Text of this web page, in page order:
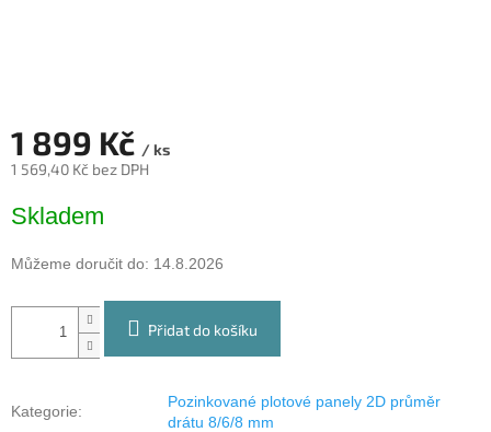
1 899 Kč / ks
1 569,40 Kč bez DPH
cena:
Skladem
Můžeme doručit do: 14.8.2026
Přidat do košíku
Kategorie:
Pozinkované plotové panely 2D průměr
drátu 8/6/8 mm